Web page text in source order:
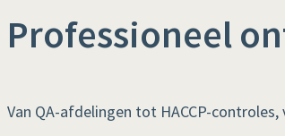
Professioneel
Van QA-afdelingen tot HACCP-